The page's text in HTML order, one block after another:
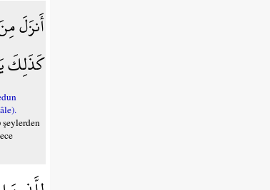
أَنزَلَ
كَذَلِكَ